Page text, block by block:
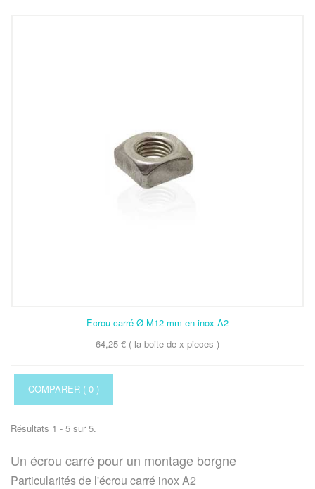
Ecrou carré Ø M12 mm en inox A2
64,25 € ( la boite de x pieces )
COMPARER ( 0 )
Résultats 1 - 5 sur 5.
Un écrou carré pour un montage borgne
Particularités de l'écrou carré inox A2